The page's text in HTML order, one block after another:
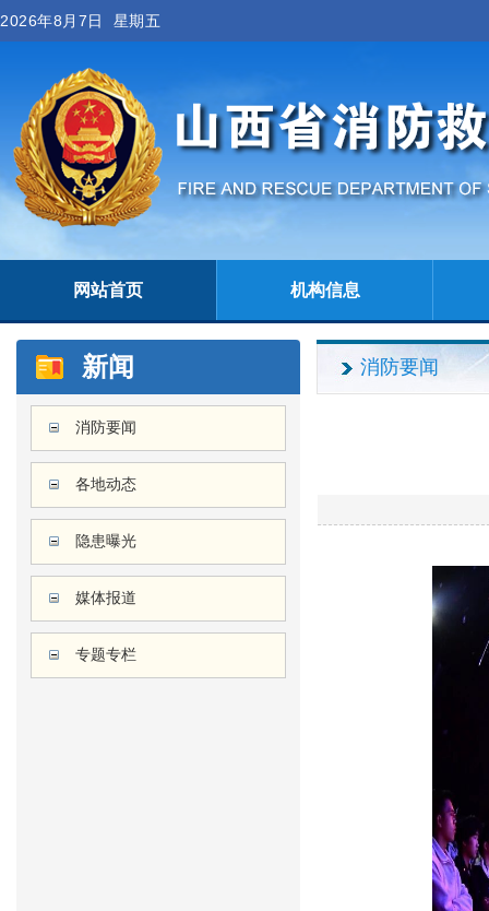
2026年8月7日 星期五
网站首页 机构信息
新闻
消防要闻
各地动态
隐患曝光
媒体报道
专题专栏
消防要闻